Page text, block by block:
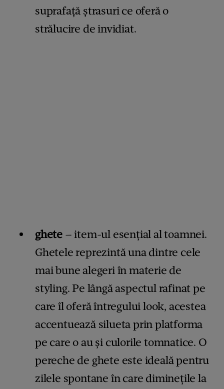
suprafață ștrasuri ce oferă o
strălucire de invidiat.
ghete – item-ul esențial al toamnei.
Ghetele reprezintă una dintre cele
mai bune alegeri în materie de
styling. Pe lângă aspectul rafinat pe
care îl oferă întregului look, acestea
accentuează silueta prin platforma
pe care o au și culorile tomnatice. O
pereche de ghete este ideală pentru
zilele spontane în care diminețile la